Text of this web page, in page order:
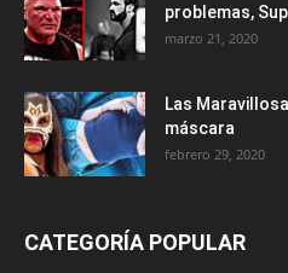
problemas,
marzo 21, 2020
Las
máscara
febrero 29, 2020
CATEGORÍA POPULAR